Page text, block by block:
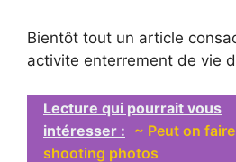
Bientôt tout un article
activite enterrement de vie
Lecture qui pourrait vous
intéresser : ~ Peut on
shooting photos